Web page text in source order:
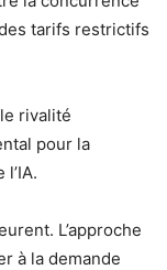
tarifs restrictifs
rivalité
pour la
L’approche
à la demande